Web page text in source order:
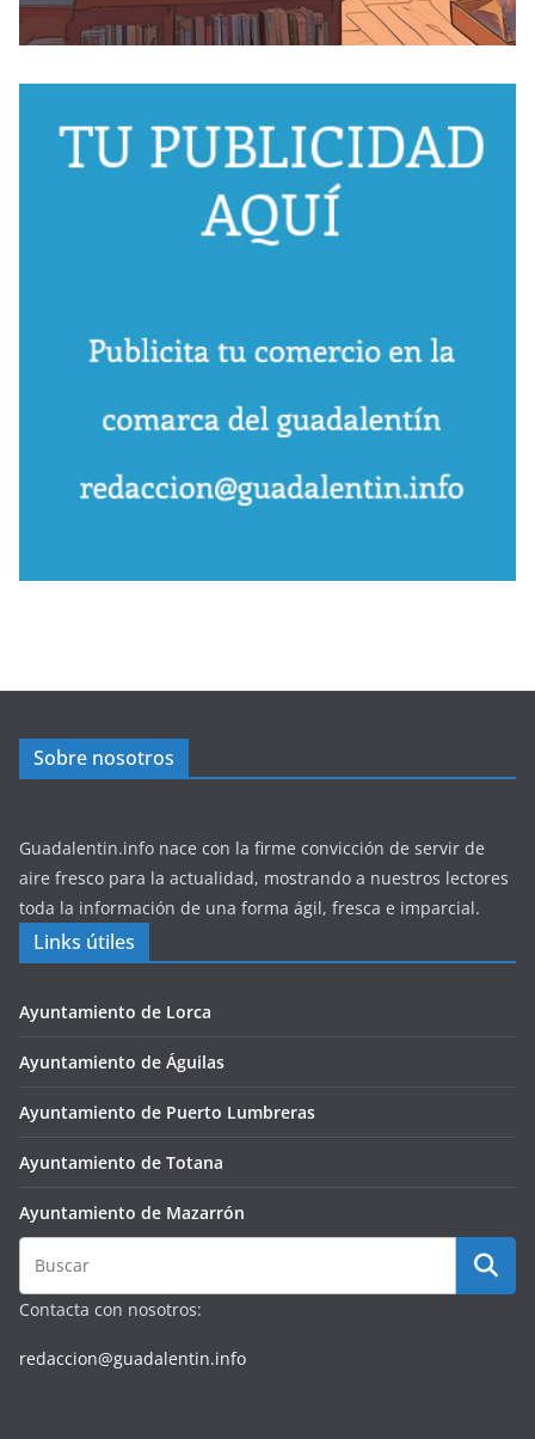
Sobre nosotros
Guadalentin.info nace con la firme convicción de servir de
aire fresco para la actualidad, mostrando a nuestros lectores
toda la información de una forma ágil, fresca e imparcial.
Links útiles
Ayuntamiento de Lorca
Ayuntamiento de Águilas
Ayuntamiento de Puerto Lumbreras
Ayuntamiento de Totana
Ayuntamiento de Mazarrón
Contacta con nosotros:
redaccion@guadalentin.info